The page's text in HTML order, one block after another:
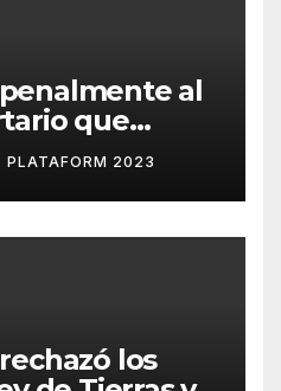
al
que
sobre
Aires
PLATAFORM 2023
los